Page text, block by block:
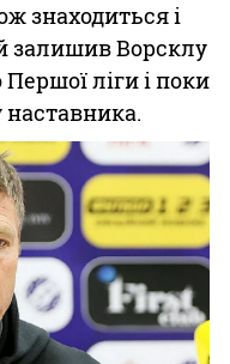
знаходиться і
залишив Ворсклу
ліги і поки